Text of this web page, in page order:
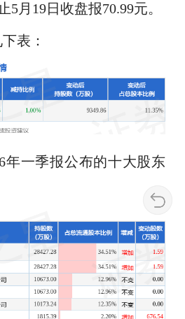
5月19日收盘报70.99元。
表：
年一季报公布的十大股东